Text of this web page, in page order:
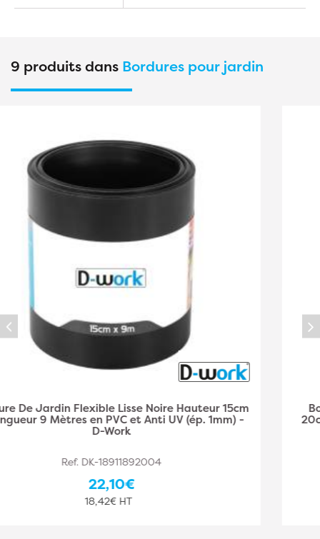
9 produits dans Bordures pour jardin
Bordure De Jardin Flexible Lisse Noire Hauteur
20cm x Longueur 9 Mètres en PVC et Anti UV (ép.
1mm) - D-Work
Ref. DK-18911892005
20,08€ HT